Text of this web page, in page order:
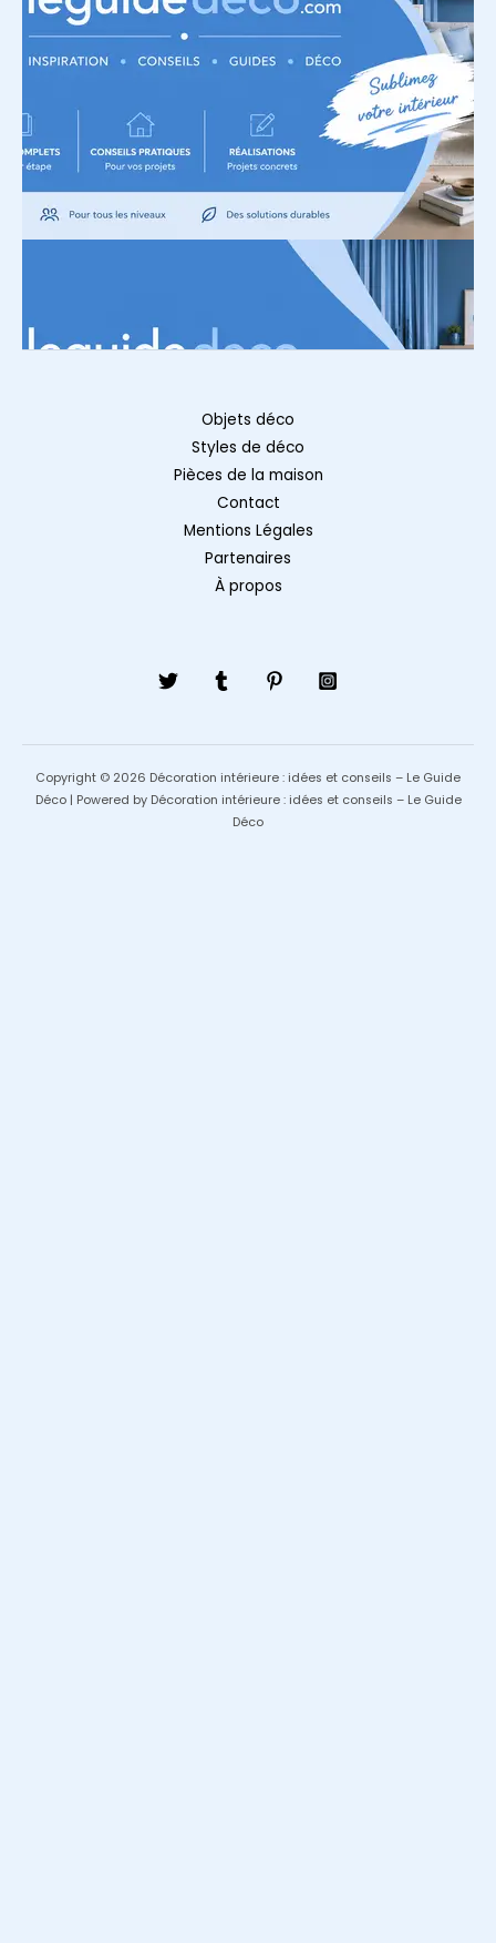
Objets déco
Styles de déco
Pièces de la maison
Contact
Mentions Légales
Partenaires
À propos
Copyright © 2026 Décoration intérieure : idées et conseils – Le Guide
Déco | Powered by Décoration intérieure : idées et conseils – Le Guide
Déco